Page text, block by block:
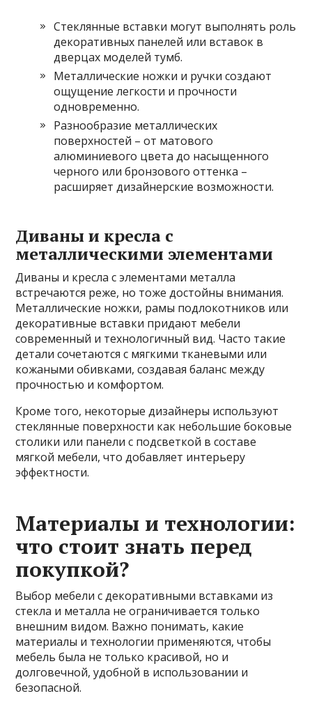
Стеклянные вставки могут выполнять роль
декоративных панелей или вставок в
дверцах моделей тумб.
Металлические ножки и ручки создают
ощущение легкости и прочности
одновременно.
Разнообразие металлических
поверхностей – от матового
алюминиевого цвета до насыщенного
черного или бронзового оттенка –
расширяет дизайнерские возможности.
Диваны и кресла с
металлическими элементами
Диваны и кресла с элементами металла
встречаются реже, но тоже достойны внимания.
Металлические ножки, рамы подлокотников или
декоративные вставки придают мебели
современный и технологичный вид. Часто такие
детали сочетаются с мягкими тканевыми или
кожаными обивками, создавая баланс между
прочностью и комфортом.
Кроме того, некоторые дизайнеры используют
стеклянные поверхности как небольшие боковые
столики или панели с подсветкой в составе
мягкой мебели, что добавляет интерьеру
эффектности.
Материалы и технологии:
что стоит знать перед
покупкой?
Выбор мебели с декоративными вставками из
стекла и металла не ограничивается только
внешним видом. Важно понимать, какие
материалы и технологии применяются, чтобы
мебель была не только красивой, но и
долговечной, удобной в использовании и
безопасной.